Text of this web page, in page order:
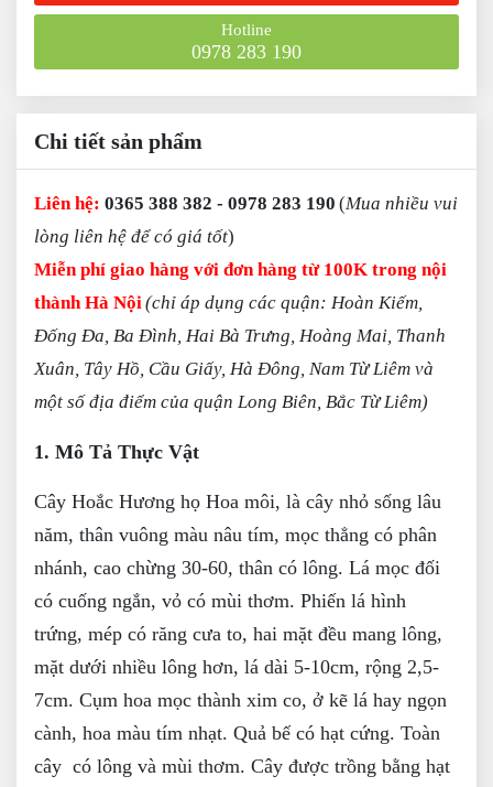
Hotline
0978 283 190
Chi tiết sản phẩm
Liên hệ: 0365 388 382 - 0978 283 190 (Mua nhiều vui
lòng liên hệ để có giá tốt)
Miễn phí giao hàng với đơn hàng từ 100K trong nội
thành Hà Nội(chỉ áp dụng các quận: Hoàn Kiếm,
Đống Đa, Ba Đình, Hai Bà Trưng, Hoàng Mai, Thanh
Xuân, Tây Hồ, Cầu Giấy, Hà Đông, Nam Từ Liêm và
một số địa điểm của quận Long Biên, Bắc Từ Liêm)
1. Mô Tả Thực Vật
Cây Hoắc Hương họ Hoa môi, là cây nhỏ sống lâu
năm, thân vuông màu nâu tím, mọc thẳng có phân
nhánh, cao chừng 30-60, thân có lông. Lá mọc đối
có cuống ngắn, vỏ có mùi thơm. Phiến lá hình
trứng, mép có răng cưa to, hai mặt đều mang lông,
mặt dưới nhiều lông hơn, lá dài 5-10cm, rộng 2,5-
7cm. Cụm hoa mọc thành xim co, ở kẽ lá hay ngọn
cành, hoa màu tím nhạt. Quả bế có hạt cứng. Toàn
cây có lông và mùi thơm. Cây được trồng bằng hạt